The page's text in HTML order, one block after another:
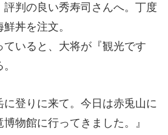
判の良い秀寿司さんへ。丁度
丼を注文。
ていると、大将が『観光です
に登りに来て。今日は赤兎山に
物館に行ってきました。』